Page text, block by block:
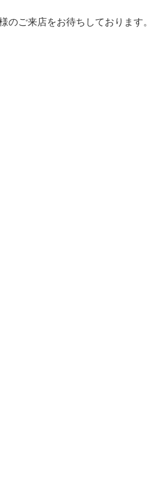
ご来店をお待ちしております。